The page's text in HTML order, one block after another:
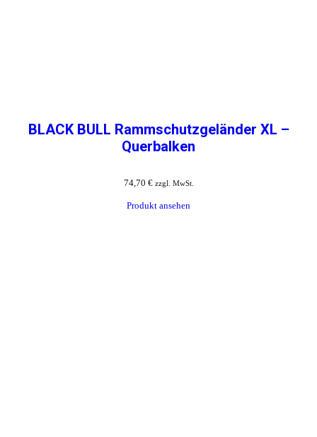
BLACK BULL Rammschutzgeländer XL –
Querbalken
74,70 € zzgl. MwSt.
Produkt ansehen